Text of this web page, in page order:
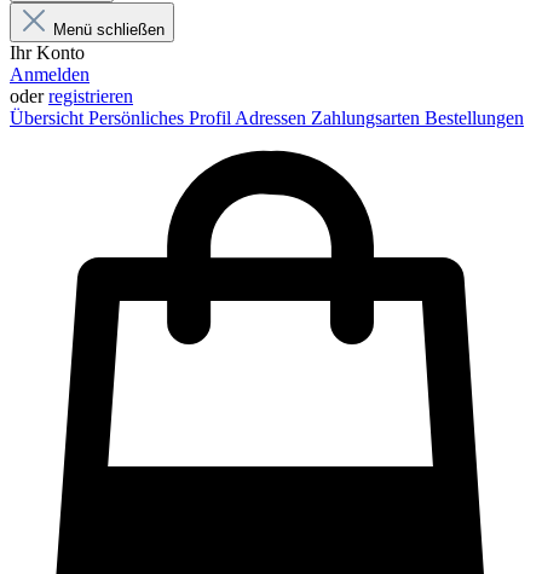
Menü schließen
Ihr Konto
Anmelden
oderregistrieren
Übersicht Persönliches Profil Adressen Zahlungsarten Bestellungen